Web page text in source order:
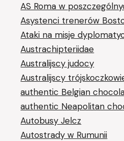
AS Roma w
Asystenci trenerów
Ataki na misje
Austrachipteriidae
Australijscy judocy
Australijscy
authentic Belgian
authentic Neapolitan
Autobusy Jelcz
Autostrady w Rumunii